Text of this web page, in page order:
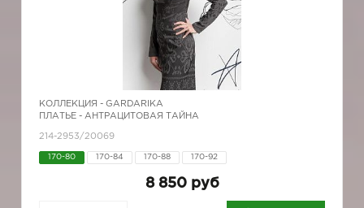
КОЛЛЕКЦИЯ - GARDARIKA
ПЛАТЬЕ - АНТРАЦИТОВАЯ ТАЙНА
214-2953/20069
170-80 170-84 170-88 170-92
8 850 руб